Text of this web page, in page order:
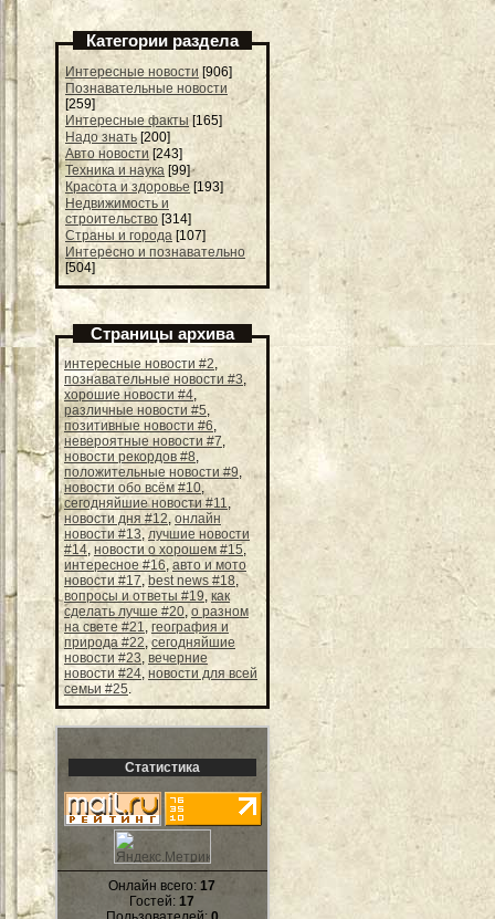
Категории раздела
Интересные новости [906]
Познавательные новости
[259]
Интересные факты [165]
Надо знать [200]
Авто новости [243]
Техника и наука [99]
Красота и здоровье [193]
Недвижимость и
строительство [314]
Страны и города [107]
Интересно и познавательно
[504]
Страницы архива
интересные новости #2,
познавательные новости #3,
хорошие новости #4,
различные новости #5,
позитивные новости #6,
невероятные новости #7,
новости рекордов #8,
положительные новости #9,
новости обо всём #10,
сегодняйшие новости #11,
новости дня #12, онлайн
новости #13, лучшие новости
#14, новости о хорошем #15,
интересное #16, авто и мото
новости #17, best news #18,
вопросы и ответы #19, как
сделать лучше #20, о разном
на свете #21,география и
природа #22,сегодняйшие
новости #23, вечерние
новости #24, новости для всей
семьи #25.
Статистика
Онлайн всего:17
Гостей:17